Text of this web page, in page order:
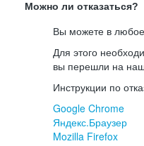
Можно ли отказаться?
Вы можете в
Для этого
вы перешли на
Инструкции по
Google Chrome
Яндекс.Браузер
Mozilla Firefox